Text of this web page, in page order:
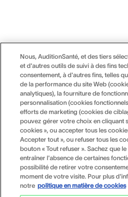
Nous, AuditionSanté, et des tiers
et d'autres outils de suivi à des fins
consentement, à d'autres fins, telles
de la performance du site Web
analytiques), la fourniture de
personnalisation (cookies
efforts de marketing (cookies de
pouvez gérer votre choix en cliquant
cookies », ou accepter tous les
Accepter tout », ou refuser tous les
bouton « Tout refuser ». Sachez que
entraîner l'absence de certaines
possibilité de retirer votre
moment de votre visite. Pour plus
notre politique en matière de cookies